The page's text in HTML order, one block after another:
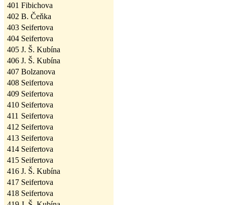
401 Fibichova
402 B. Čeňka
403 Seifertova
404 Seifertova
405 J. Š. Kubína
406 J. Š. Kubína
407 Bolzanova
408 Seifertova
409 Seifertova
410 Seifertova
411 Seifertova
412 Seifertova
413 Seifertova
414 Seifertova
415 Seifertova
416 J. Š. Kubína
417 Seifertova
418 Seifertova